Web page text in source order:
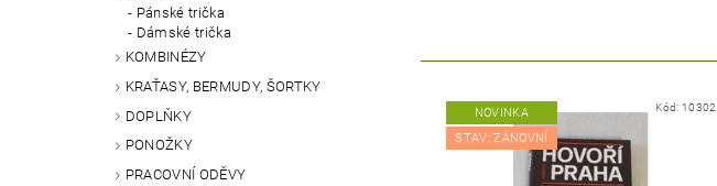
Pánské trička
Dámské trička
KOMBINÉZY
KRAŤASY, BERMUDY, ŠORTKY
DOPLŇKY
PONOŽKY
PRACOVNÍ ODĚVY
NOVINKA
STAV: ZÁNOVNÍ
Kód: 10302